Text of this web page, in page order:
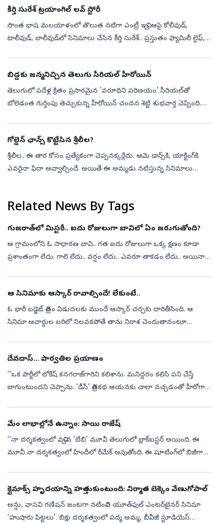
కీర్తి సురేశ్ ట్రయాంగిల్ లవ్ స్టోరీ
సొంత భాష మలయాళంలో తొలుత నటిగా ఎంట్రీ ఇచ్చి ఆపై కోలీవుడ్‌,
టాలీవుడ్‌, బాలీవుడ్‌‌లో సినిమాలు చేసిన కీర్తి సురేశ్.. ప్రస్తుతం ఫ్యామిలీ లైఫ్,
బిడ్డకు జన్మనిచ్చిన తెలుగు సీరియల్ హీరోయిన్
తెలుగులో పదేళ్ల ‍క్రితం ప్రసారమైన 'వరూధిని పరిణయం' సీరియల్‌తో
బోలెడంత గుర్తింపు తెచ్చుకున్న హీరోయిన్ చందన శెట్టి శుభవార్త చెప్పింది.
గోల్డెన్‌ ఛాన్స్‌ కొట్టేసిన శ్రీలీల?
శ్రీలీల.. ఈ తార కోసం ప్రత్యేకంగా చెప్పనక్కర్లేదు. ఆమె డాన్స్‌కి, యాక్టింగ్‌కి
ఎవరైనా ఫిదా అవ్వాల్సిందే. అయితే ఈ అమ్మడు నటిస్తున్న సినిమాలు
Related News By Tags
గుజరాత్‌లో మిస్టరీ.. ఐదు రోజులుగా బావిలో ఏం జరుగుతోంది?
ఆ గ్రామంలోని ఓ సాధారణ బావి.. గత ఐదు రోజులుగా ఒక్క క్షణం కూడా
ప్రశాంతంగా లేదు. గాలి లేదు.. వర్షం లేదు.. ఎవరూ తాకడం లేదు.. అయినా
ఆ సినిమాకు ఆస్కార్‌ రావాల్సిందే! లేకుంటే..
ఓ భారీ బడ్జెట్‌ చిత్రం విడుదలకు ముందే ఆస్కార్‌ చర్చకు దారితీసింది. ఆ
సినిమా అవార్డుల బరిలో నిలవకపోతే తాను నిరాశ చెందుతానంటూ
దేవదాస్‌... పార్వతిల ప్రయాణం
‘‘ఒక పార్టీలో లోకేష్‌ కనగరాజ్‌గారిని కలిశాను. మనిద్దరం కలిసి పని చేస్తే
బాగుంటుందని చెప్పాను. ‘డీసీ’ చిత్రకథ ఆయనకు చాలా నచ్చడంతో హీరోగా
మేం లాభాల్లోనే ఉన్నాం: సాయి రాజేష్‌
‘‘నా దర్శకత్వంలో వచ్చిన ‘బేబి’ మూవీ తెలుగులో బ్లాక్‌బస్టర్‌ అయింది. ఈ
మూవీ నా దర్శకత్వంలో హిందీలో రీమేక్‌ అవుతోంది. ఈ షూటింగ్‌లో బిజీగా
క్లైమాక్స్‌ హృదయాన్ని హత్తుకుంటుంది: నిర్మాత బెక్కెం వేణుగోపాల్‌
అన్షు, వాసవి గణేషన్‌ జంటగా నటించిన యూత్‌ఫుల్‌ ఎంటర్‌టైనర్‌ సినిమా
‘హుషారు పిట్టలు’. బిక్షు దర్శకత్వంలో పద్మ అమ్మ, బీవీజీ స్టూడియెస్‌